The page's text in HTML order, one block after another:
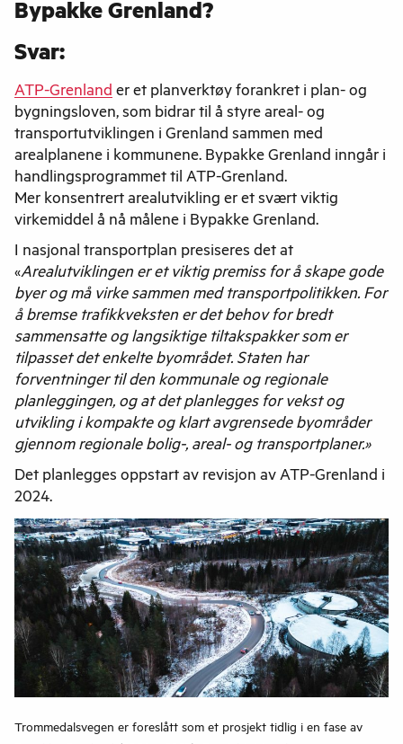
Bypakke Grenland?
Svar:
ATP-Grenland er et planverktøy forankret i plan- og
bygningsloven, som bidrar til å styre areal- og
transportutviklingen i Grenland sammen med
arealplanene i kommunene. Bypakke Grenland inngår i
handlingsprogrammet til ATP-Grenland.
Mer konsentrert arealutvikling er et svært viktig
virkemiddel å nå målene i Bypakke Grenland.
I nasjonal transportplan presiseres det at
«Arealutviklingen er et viktig premiss for å skape gode
byer og må virke sammen med transportpolitikken. For
å bremse trafikkveksten er det behov for bredt
sammensatte og langsiktige tiltakspakker som er
tilpasset det enkelte byområdet. Staten har
forventninger til den kommunale og regionale
planleggingen, og at det planlegges for vekst og
utvikling i kompakte og klart avgrensede byområder
gjennom regionale bolig-, areal- og transportplaner.»
Det planlegges oppstart av revisjon av ATP-Grenland i
2024.
Trommedalsvegen er foreslått som et prosjekt tidlig i en fase av